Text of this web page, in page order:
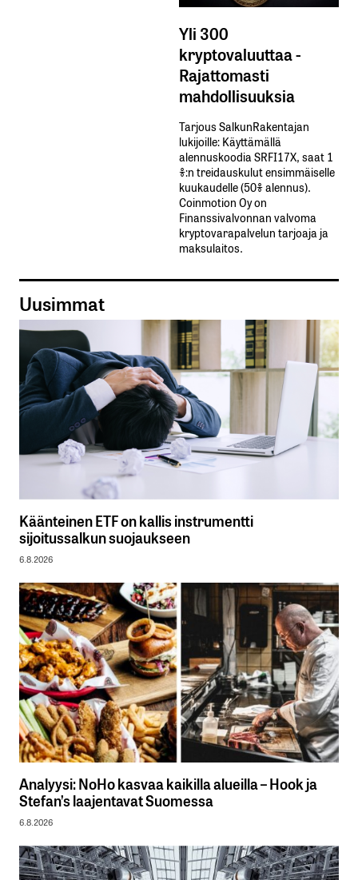
Yli 300
kryptovaluuttaa -
Rajattomasti
mahdollisuuksia
Tarjous SalkunRakentajan
lukijoille: Käyttämällä​ ​
alennuskoodia​ ​SRFI17X,​ ​saat​ ​1
%:n treidauskulut​ ​ensimmäiselle​ ​
kuukaudelle​ ​(50%​ ​alennus).
Coinmotion Oy on
Finanssivalvonnan valvoma
kryptovarapalvelun tarjoaja ja
maksulaitos.
Uusimmat
Käänteinen ETF on kallis instrumentti
sijoitussalkun suojaukseen
6.8.2026
Analyysi: NoHo kasvaa kaikilla alueilla – Hook ja
Stefan’s laajentavat Suomessa
6.8.2026